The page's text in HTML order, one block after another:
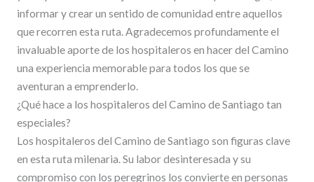
informar y crear un sentido de comunidad entre aquellos
que recorren esta ruta. Agradecemos profundamente el
invaluable aporte de los hospitaleros en hacer del Camino
una experiencia memorable para todos los que se
aventuran a emprenderlo.
¿Qué hace a los hospitaleros del Camino de Santiago tan
especiales?
Los hospitaleros del Camino de Santiago son figuras clave
en esta ruta milenaria. Su labor desinteresada y su
compromiso con los peregrinos los convierte en personas